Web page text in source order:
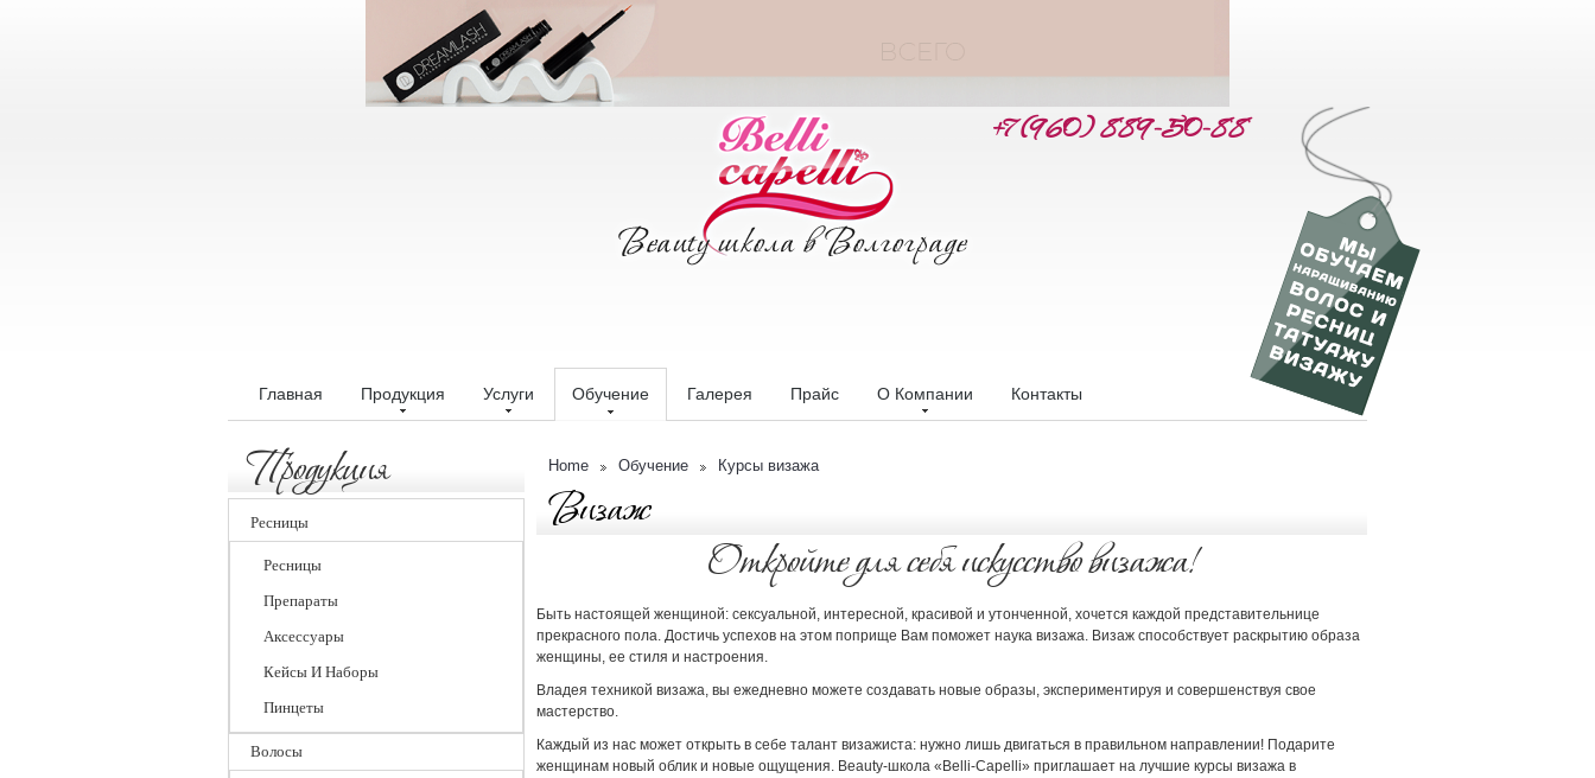
+7 (960) 889-50-88
Главная Продукция Услуги Обучение Галерея Прайс О Компании Контакты
Продукция
Ресницы
Ресницы
Препараты
Аксессуары
Кейсы И Наборы
Пинцеты
Волосы
Home Обучение Курсы визажа
Визаж
Откройте для себя искусство визажа!
Быть настоящей женщиной: сексуальной, интересной, красивой и утонченной, хочется каждой представительнице
прекрасного пола. Достичь успехов на этом поприще Вам поможет наука визажа. Визаж способствует раскрытию образа
женщины, ее стиля и настроения.
Владея техникой визажа, вы ежедневно можете создавать новые образы, экспериментируя и совершенствуя свое
мастерство.
Каждый из нас может открыть в себе талант визажиста: нужно лишь двигаться в правильном направлении! Подарите
женщинам новый облик и новые ощущения. Beauty-школа «Belli-Сapelli» приглашает на лучшие курсы визажа в